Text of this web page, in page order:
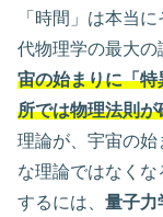
「時間」は本当
代物理学の最大の
宙の始まりに「
所では物理法則
理論が、宇宙の
な理論ではなく
するには、 量子力